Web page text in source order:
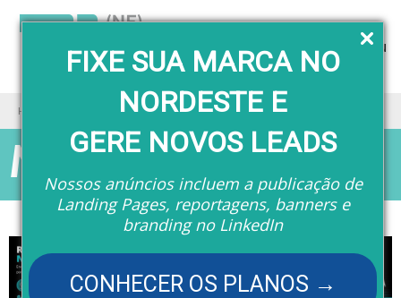
FIXE SUA MARCA NO
NORDESTE E
GERE NOVOS LEADS
Nossos anúncios incluem a publicação de
Landing Pages, reportagens, banners e
branding no LinkedIn
CONHECER OS PLANOS →
Menu
Home Setor de tecnologia é impulsionado por sustentabilidade
Matérias